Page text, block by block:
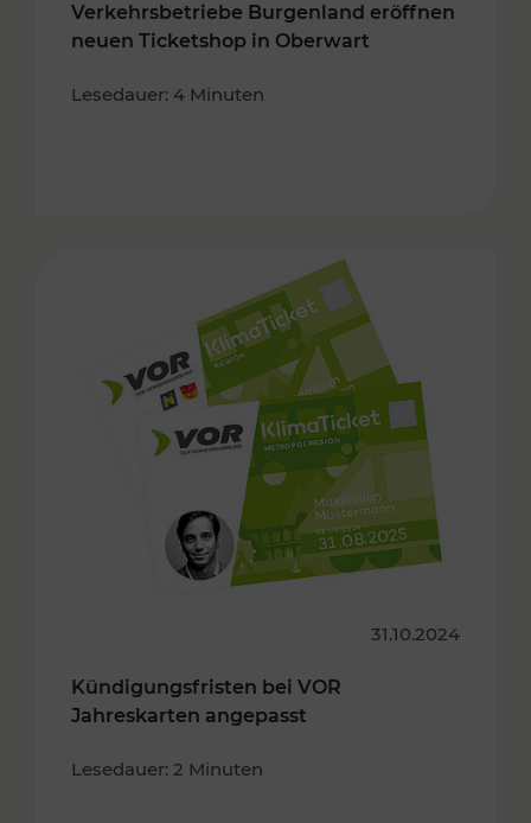
Verkehrsbetriebe Burgenland eröffnen
neuen Ticketshop in Oberwart
Lesedauer: 4 Minuten
31.10.2024
Kündigungsfristen bei VOR
Jahreskarten angepasst
Lesedauer: 2 Minuten